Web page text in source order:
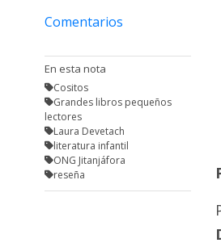
Comentarios
En esta nota
Cositos
Grandes libros pequeños
lectores
Laura Devetach
literatura infantil
ONG Jitanjáfora
reseña